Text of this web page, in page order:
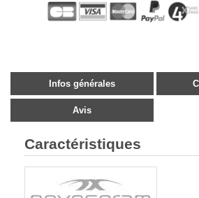
Infos générales
Avis
Caractéristiques